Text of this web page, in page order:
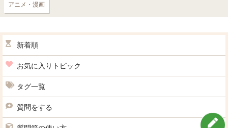
アニメ・漫画
新着順
お気に入りトピック
タグ一覧
質問をする